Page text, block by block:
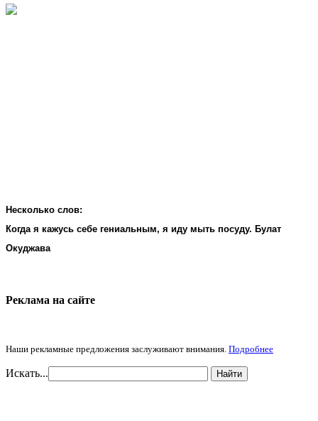
Несколько слов:
Когда я кажусь себе гениальным, я иду мыть посуду. Булат
Окуджава
Реклама на cайте
Наши рекламные предложения заслуживают внимания. Подробнее
Искать... Найти